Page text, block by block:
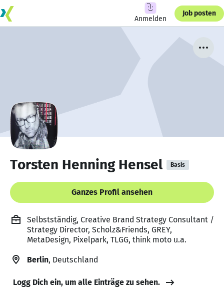
Anmelden
Job posten
Torsten Henning Hensel Basis
Ganzes Profil ansehen
Selbstständig, Creative Brand Strategy Consultant /
Strategy Director, Scholz&Friends, GREY,
MetaDesign, Pixelpark, TLGG, think moto u.a.
Berlin, Deutschland
Logg Dich ein, um alle Einträge zu sehen.